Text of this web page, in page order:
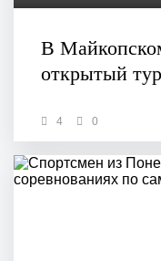
В
открытый
4 0